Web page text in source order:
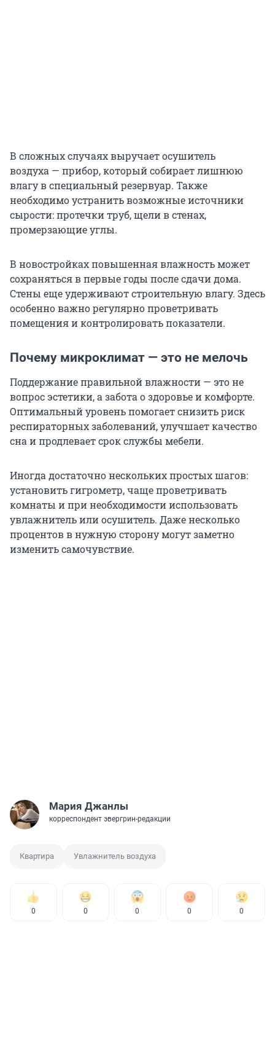
В сложных случаях выручает осушитель
воздуха — прибор, который собирает лишнюю
влагу в специальный резервуар. Также
необходимо устранить возможные источники
сырости: протечки труб, щели в стенах,
промерзающие углы.
В новостройках повышенная влажность может
сохраняться в первые годы после сдачи дома.
Стены еще удерживают строительную влагу. Здесь
особенно важно регулярно проветривать
помещения и контролировать показатели.
Почему микроклимат — это не мелочь
Поддержание правильной влажности — это не
вопрос эстетики, а забота о здоровье и комфорте.
Оптимальный уровень помогает снизить риск
респираторных заболеваний, улучшает качество
сна и продлевает срок службы мебели.
Иногда достаточно нескольких простых шагов:
установить гигрометр, чаще проветривать
комнаты и при необходимости использовать
увлажнитель или осушитель. Даже несколько
процентов в нужную сторону могут заметно
изменить самочувствие.
Мария Джанлы
корреспондент эвергрин-редакции
Квартира Увлажнитель воздуха
0 0 0 0 0